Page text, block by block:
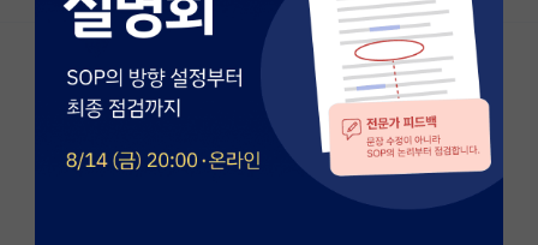
커뮤니티
커뮤니티 홈
전체글보기
베스트 게시판